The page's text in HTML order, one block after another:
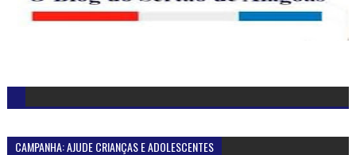
CAMPANHA: AJUDE CRIANÇAS E ADOLESCENTES